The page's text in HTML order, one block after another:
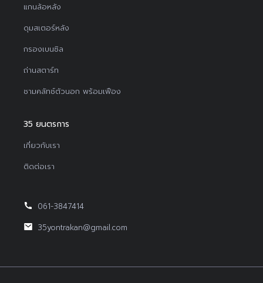
แกนล้อหลัง
ดุมสเตอร์หลัง
กรองเบนซิล
ถ่านสตาร์ท
ชามคลัทช์ตัวนอก พร้อมเฟือง
35 ยนตรการ
เกี่ยวกับเรา
ติดต่อเรา
061-3847414
35yontrakan@gmail.com